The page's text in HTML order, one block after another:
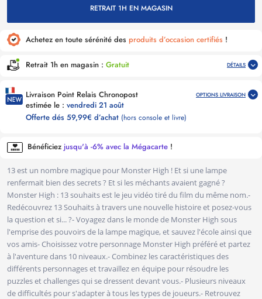
RETRAIT 1H EN MAGASIN
Achetez en toute sérénité des produits d’occasion certifiés !
Retrait 1h en magasin : Gratuit DÉTAILS
Livraison Point Relais Chronopost
estimée le : vendredi 21 août
Offerte dés 59,99€ d’achat (hors console et livre)
OPTIONS LIVRAISON
Bénéficiez jusqu'à -6% avec la Mégacarte !
13 est un nombre magique pour Monster High ! Et si une lampe
renfermait bien des secrets ? Et si les méchants avaient gagné ?
Monster High : 13 souhaits est le jeu vidéo tiré du film du même nom.-
Redécouvrez 13 Souhaits à travers une nouvelle histoire et posez-vous
la question et si... ?- Voyagez dans le monde de Monster High sous
l'emprise des pouvoirs de la lampe magique, et sauvez l'école ainsi que
vos amis- Choisissez votre personnage Monster High préféré et partez
à l'aventure dans 10 niveaux.- Combinez les caractéristiques des
différents personnages et travaillez en équipe pour résoudre les
puzzles et challenges qui se dressent devant vous.- Plusieurs niveaux
de difficultés pour s'adapter à tous les types de joueurs.- Retrouvez